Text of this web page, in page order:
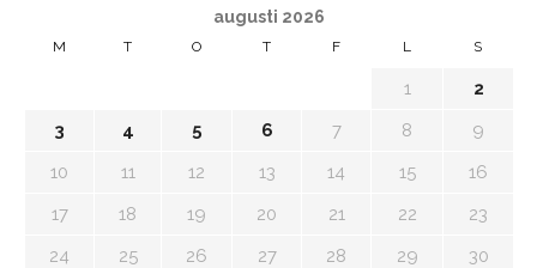
augusti 2026
M T O T F L S
1
2
3
4 5 6 7 8
9
10
11 12 13 14 15
16
17
18 19 20 21 22
23
24
25 26 27 28 29
30